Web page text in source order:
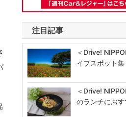
注目記事
＜Drive!
イブスポット
＜Drive!
のランチにお